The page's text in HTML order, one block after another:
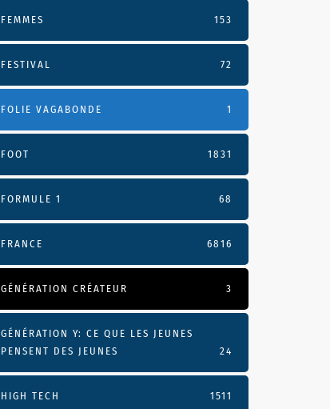
FEMMES 153
FESTIVAL 72
FOLIE VAGABONDE 1
FOOT 1831
FORMULE 1 68
FRANCE 6816
GÉNÉRATION CRÉATEUR 3
GÉNÉRATION Y: CE QUE LES JEUNES
PENSENT DES JEUNES
24
HIGH TECH 1511